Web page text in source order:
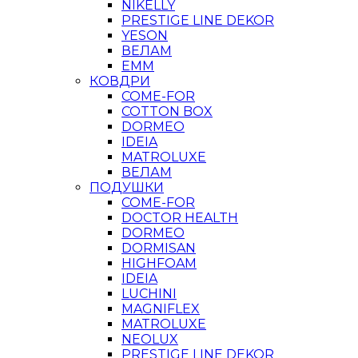
NIKELLY
PRESTIGE LINE DEKOR
YESON
ВЕЛАМ
ЕММ
КОВДРИ
COME-FOR
COTTON BOX
DORMEO
IDEIA
MATROLUXE
ВЕЛАМ
ПОДУШКИ
COME-FOR
DOCTOR HEALTH
DORMEO
DORMISAN
HIGHFOAM
IDEIA
LUCHINI
MAGNIFLEX
MATROLUXE
NEOLUX
PRESTIGE LINE DEKOR